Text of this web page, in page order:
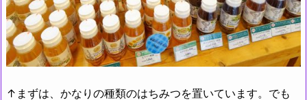
↑まずは、かなりの種類のはちみつを置いています。でも